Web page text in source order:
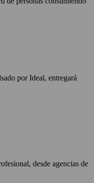
por Ideal, entregará
desde agencias de